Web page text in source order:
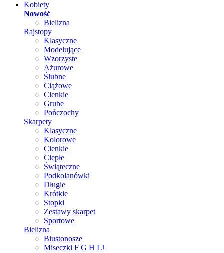
Kobiety
Nowość
Bielizna
Rajstopy
Klasyczne
Modelujące
Wzorzyste
Ażurowe
Ślubne
Ciążowe
Cienkie
Grube
Pończochy
Skarpety
Klasyczne
Kolorowe
Cienkie
Ciepłe
Świąteczne
Podkolanówki
Długie
Krótkie
Stopki
Zestawy skarpet
Sportowe
Bielizna
Biustonosze
Miseczki F G H I J